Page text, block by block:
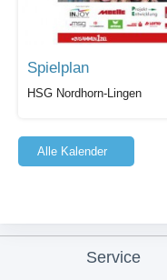
Spielplan
HSG Nordhorn-Lingen
Alle Kalender
Service